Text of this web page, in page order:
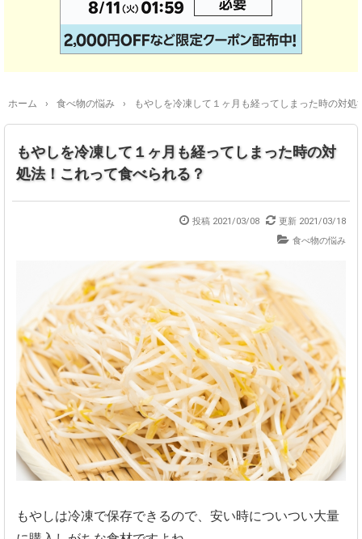
ホーム › 食べ物の悩み › もやしを冷凍して１ヶ月も経ってしまった時の対
もやしを冷凍して１ヶ月も経ってしまった時の対
処法！これって食べられる？
投稿 2021/03/08 更新 2021/03/18
食べ物の悩み
もやしは冷凍で保存できるので、安い時についつい大量